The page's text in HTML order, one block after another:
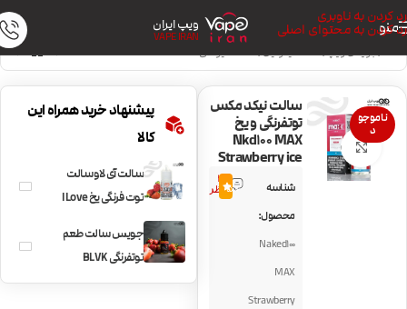
رد کردن به ناوبری
رد کردن به محتوای اصلی
منو ویپ ایران
VAPE IRAN
خانه/جویس ویپ/سالت نیکوتین/سالت میوه‌ای
ناموجو
د
بزرگنمایی تصویر
سالت نیکد مکس
توتفرنگی و یخ
Nkd100 MAX
Strawberry ice
شناسه
محصول:
Naked100
MAX
Strawberry
3
نظر5.0
پیشنهاد خرید همراه این
کالا
سالت آی لاو سالت
توت فرنگی یخ I Love
Salt Strawberry
Ice
جویس سالت طعم
توتفرنگی BLVK
Strawberry